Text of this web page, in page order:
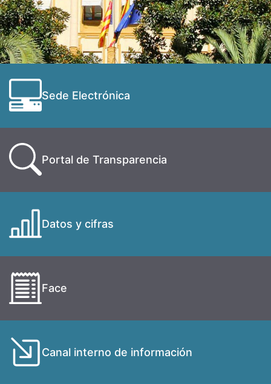
Sede Electrónica
Portal de Transparencia
Datos y cifras
Face
Canal interno de información